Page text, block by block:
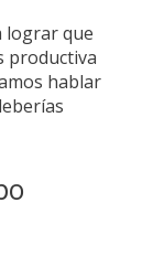
lograr que
productiva
hablar